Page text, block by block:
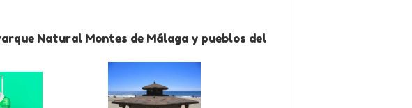
Natural Montes de Málaga y pueblos del